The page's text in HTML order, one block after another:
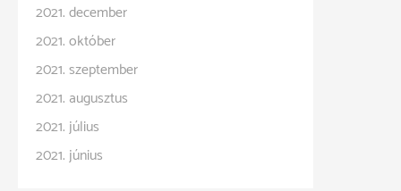
2021. december
2021. október
2021. szeptember
2021. augusztus
2021. július
2021. június